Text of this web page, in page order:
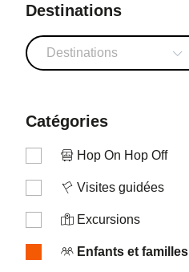
Destinations
Destinations
catégories
Hop On Hop Off
Visites guidées
Excursions
Enfants et familles